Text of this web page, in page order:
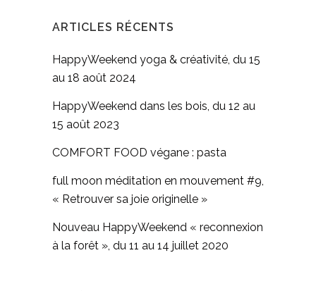
ARTICLES RÉCENTS
HappyWeekend yoga & créativité, du 15
au 18 août 2024
HappyWeekend dans les bois, du 12 au
15 août 2023
COMFORT FOOD végane : pasta
full moon méditation en mouvement #9,
« Retrouver sa joie originelle »
Nouveau HappyWeekend « reconnexion
à la forêt », du 11 au 14 juillet 2020